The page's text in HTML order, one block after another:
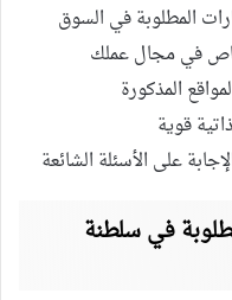
المطلوبة في السوق
في مجال عملك
المذكورة
قوية
على الأسئلة الشائعة
في سلطنة